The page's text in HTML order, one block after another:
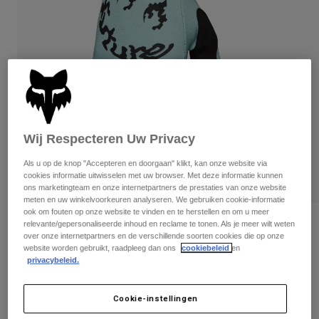
Broeken
Korte broeken
Jassen
Handschoenen
Beschermingen
Brillen
Sokken
Handschoenen
Jassen
Sokken
Tassen & Accessoires
Spare parts
Women
T-Shirts & Tops
Jassen
Leggings & Broeken
Shirts
Alles bekijken
Socks
Alles bekijken
Moto
Helmen
Shirts
Pants
Boots
Beschermers
Beoordelingen
180 Hello Future Handschoenen
Artikelnummer33518
Price reduced from
to
Wij Respecteren Uw Privacy
Als u op de knop "Accepteren en doorgaan" klikt, kan onze website via
cookies informatie uitwisselen met uw browser. Met deze informatie kunnen
ons marketingteam en onze internetpartners de prestaties van onze website
meten en uw winkelvoorkeuren analyseren. We gebruiken cookie-informatie
ook om fouten op onze website te vinden en te herstellen en om u meer
relevante/gepersonaliseerde inhoud en reclame te tonen. Als je meer wilt weten
over onze internetpartners en de verschillende soorten cookies die op onze
website worden gebruikt, raadpleeg dan ons
cookiebeleid en
privacybeleid.
Cookie-instellingen